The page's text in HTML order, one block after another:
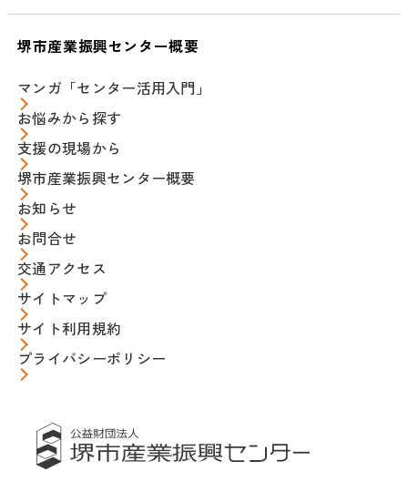
堺市産業振興センター概要
マンガ「センター活用入門」
お悩みから探す
支援の現場から
堺市産業振興センター概要
お知らせ
お問合せ
交通アクセス
サイトマップ
サイト利用規約
プライバシーポリシー